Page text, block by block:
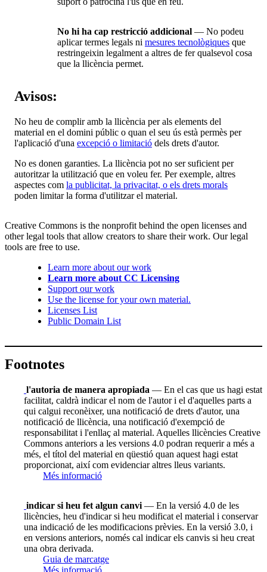
No hi ha cap restricció addicional — No podeu
aplicar termes legals ni mesures tecnològiques que
restringeixin legalment a altres de fer qualsevol cosa
que la llicència permet.
Avisos:
No heu de complir amb la llicència per als elements del
material en el domini públic o quan el seu ús està permès per
l'aplicació d'una excepció o limitació dels drets d'autor.
No es donen garanties. La llicència pot no ser suficient per
autoritzar la utilització que en voleu fer. Per exemple, altres
aspectes com la publicitat, la privacitat, o els drets morals
poden limitar la forma d'utilitzar el material.
Creative Commons is the nonprofit behind the open licenses and
other legal tools that allow creators to share their work. Our legal
tools are free to use.
Learn more about our work
Learn more about CC Licensing
Support our work
Use the license for your own material.
Licenses List
Public Domain List
Footnotes
l'autoria de manera apropiada — En el cas que us hagi estat
facilitat, caldrà indicar el nom de l'autor i el d'aquelles parts a
qui calgui reconèixer, una notificació de drets d'autor, una
notificació de llicència, una notificació d'exempció de
responsabilitat i l'enllaç al material. Aquelles llicències Creative
Commons anteriors a les versions 4.0 podran requerir a més a
més, el títol del material en qüestió quan aquest hagi estat
proporcionat, així com evidenciar altres lleus variants.
Més informació
indicar si heu fet algun canvi — En la versió 4.0 de les
llicències, heu d'indicar si heu modificat el material i conservar
una indicació de les modificacions prèvies. En la versió 3.0, i
en versions anteriors, només cal indicar els canvis si heu creat
una obra derivada.
Guia de marcatge
Més informació